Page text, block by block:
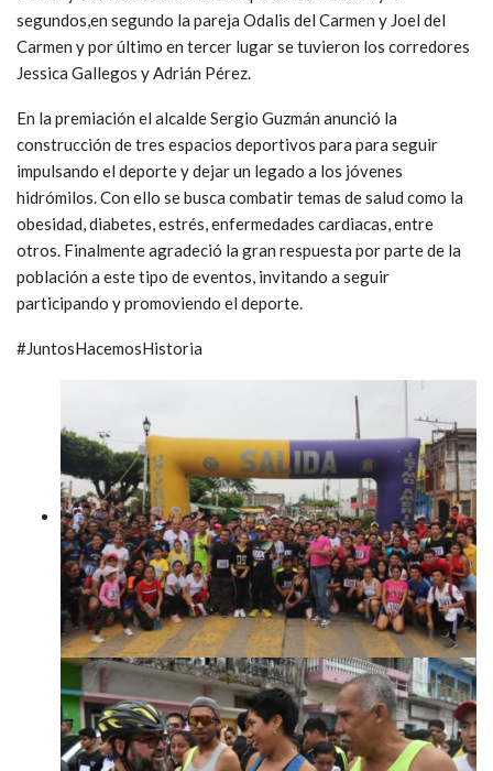
segundos,en segundo la pareja Odalis del Carmen y Joel del
Carmen y por último en tercer lugar se tuvieron los corredores
Jessica Gallegos y Adrián Pérez.
En la premiación el alcalde Sergio Guzmán anunció la
construcción de tres espacios deportivos para para seguir
impulsando el deporte y dejar un legado a los jóvenes
hidrómilos. Con ello se busca combatir temas de salud como la
obesidad, diabetes, estrés, enfermedades cardiacas, entre
otros. Finalmente agradeció la gran respuesta por parte de la
población a este tipo de eventos, invitando a seguir
participando y promoviendo el deporte.
#JuntosHacemosHistoria